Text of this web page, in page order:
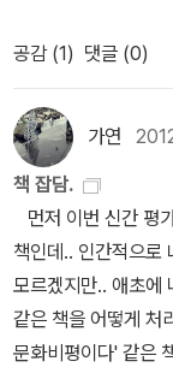
뢰하게 만든다. <
10)과 <플라톤 정치
여러 고전을 우리말
벌린도 분류하자면
름 장점. 흥미가 생긴
상>(한길사, 2014)
이었다. 하지만 전
‘공론장 분석’이라는
에 관한 하버마스에
아예 조선의 전반적
다. 책의 부제가 ‘조
다. 저자는 “조선의
말한다.그러한 관
저물고 질적으로 전
를 가리키는 이름이
지에서 봉건 질서와
자의 표현으로 문자
았던 ‘뿌리깊은 나
다. 세종이 한글을 만
했던 말이 바로 기르
결국 세종은 어찌됐
고자 했으나 결국 이
제’세력이 등장하는
치 않은 한글의 역
생하게 된 계기였고
책이 바로 『인민의
위해 기존의 한국사
뿐 아니라 90년대
공감 (1) 댓글 (0)
가연
책 잡담.
먼저 이번 신간 평
책인데.. 인간적으로
모르겠지만.. 애초에
같은 책을 어떻게 처
문화비평이다' 같은